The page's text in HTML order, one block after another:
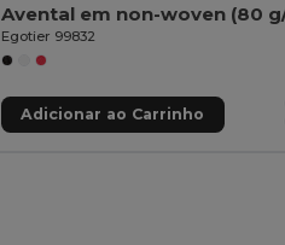
Egotier 99832
Adicionar ao Carrinho